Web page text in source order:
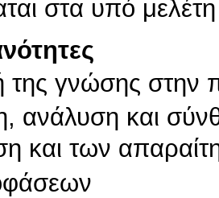
γνώσης στην
ανάλυση και
και των